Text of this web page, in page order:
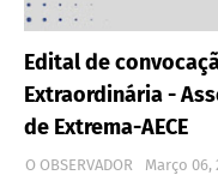
Edital de
Extraordinária -
de Extrema-AECE
O OBSERVADOR
Março 06,